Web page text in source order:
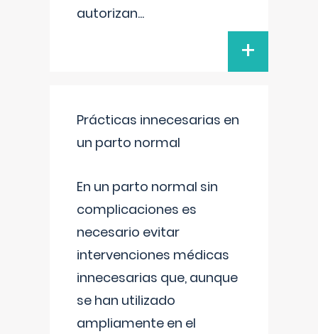
autorizan...
+
Prácticas innecesarias en
un parto normal
En un parto normal sin
complicaciones es
necesario evitar
intervenciones médicas
innecesarias que, aunque
se han utilizado
ampliamente en el